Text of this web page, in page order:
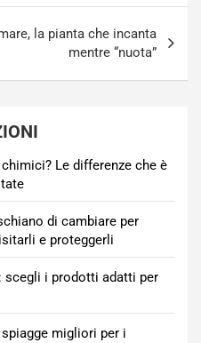
la pianta che incanta
mentre “nuota”
Le differenze che è
di cambiare per
e proteggerli
scegli i prodotti adatti per
migliori per i